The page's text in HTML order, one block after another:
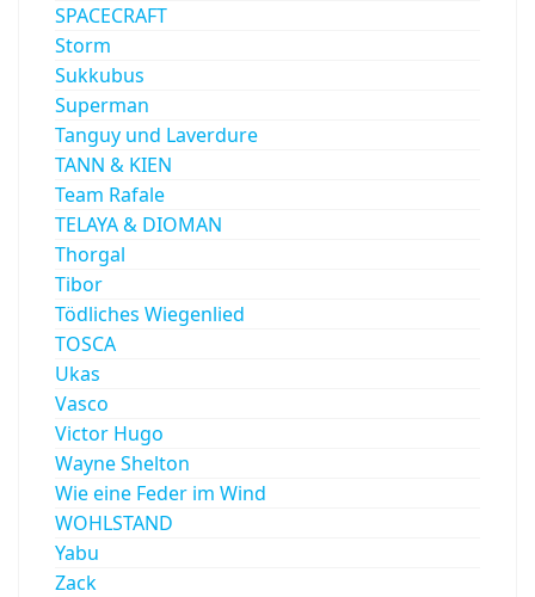
SPACECRAFT
Storm
Sukkubus
Superman
Tanguy und Laverdure
TANN & KIEN
Team Rafale
TELAYA & DIOMAN
Thorgal
Tibor
Tödliches Wiegenlied
TOSCA
Ukas
Vasco
Victor Hugo
Wayne Shelton
Wie eine Feder im Wind
WOHLSTAND
Yabu
Zack